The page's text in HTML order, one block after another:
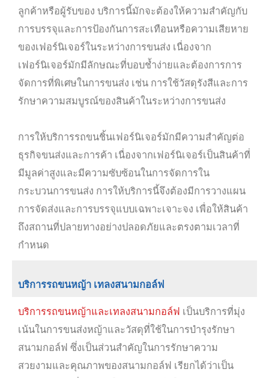
ลูกค้าหรือผู้รับของ บริการนี้มักจะต้องให้ความสำคัญกับ
การบรรจุและการป้องกันการสะเทือนหรือความเสียหาย
ของเฟอร์นิเจอร์ในระหว่างการขนส่ง เนื่องจาก
เฟอร์นิเจอร์มักมีลักษณะที่บอบช้ำง่ายและต้องการการ
จัดการที่พิเศษในการขนส่ง เช่น การใช้วัสดุรังสีและการ
รักษาความสมบูรณ์ของสินค้าในระหว่างการขนส่ง
การให้บริการรถขนชิ้นเฟอร์นิเจอร์มักมีความสำคัญต่อ
ธุรกิจขนส่งและการค้า เนื่องจากเฟอร์นิเจอร์เป็นสินค้าที่
มีมูลค่าสูงและมีความซับซ้อนในการจัดการใน
กระบวนการขนส่ง การให้บริการนี้จึงต้องมีการวางแผน
การจัดส่งและการบรรจุแบบเฉพาะเจาะจง เพื่อให้สินค้า
ถึงสถานที่ปลายทางอย่างปลอดภัยและตรงตามเวลาที่
กำหนด
บริการรถขนหญ้า เทลงสนามกอล์ฟ
บริการรถขนหญ้าและเทลงสนามกอล์ฟ เป็นบริการที่มุ่ง
เน้นในการขนส่งหญ้าและวัสดุที่ใช้ในการบำรุงรักษา
สนามกอล์ฟ ซึ่งเป็นส่วนสำคัญในการรักษาความ
สวยงามและคุณภาพของสนามกอล์ฟ เรียกได้ว่าเป็น